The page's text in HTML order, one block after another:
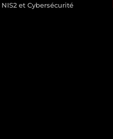
et Cybersécurité